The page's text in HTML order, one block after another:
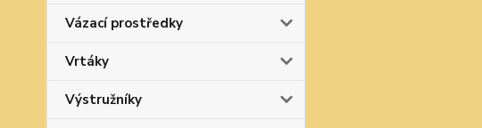
Vázací prostředky
Vrtáky
Výstružníky